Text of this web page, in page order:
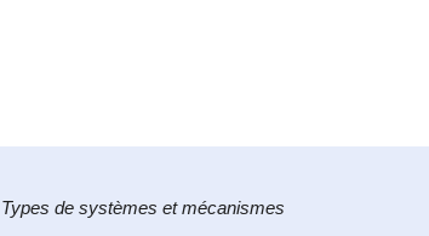
Types de systèmes et mécanismes